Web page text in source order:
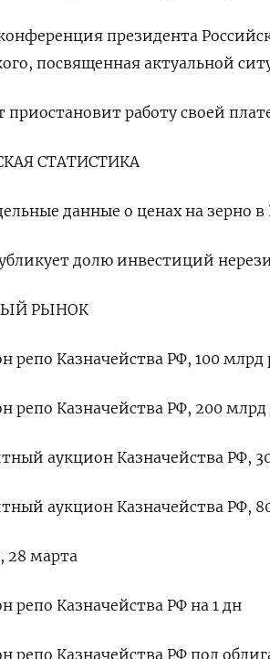
президента
посвященная актуальной
работу своей
СТАТИСТИКА
данные о ценах на зерно в
долю инвестиций
РЫНОК
репо Казначейства РФ, 100 млрд
репо Казначейства РФ, 200 млрд
аукцион Казначейства РФ,
аукцион Казначейства РФ,
28 марта
репо Казначейства РФ на 1 дн
репо Казначейства РФ под